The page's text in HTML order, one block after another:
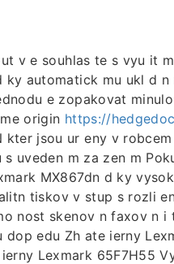
v e souhlas te s vyu it
automatick mu ukl d
e zopakovat
origin https://
kter jsou ur eny v
uveden m za zen m
MX867dn d ky
tiskov v stup s rozli
nost skenov n faxov n
dop edu Zh ate ierny
Lexmark 65F7H55